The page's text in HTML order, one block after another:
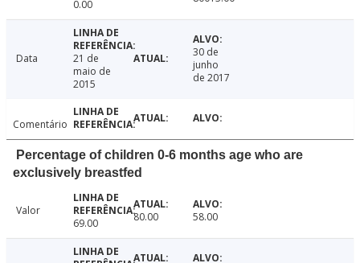
0.00
Data
21 de
maio de
2015
30 de
junho
de 2017
Comentário
Percentage of children 0-6 months age who are
exclusively breastfed
Valor
69.00
80.00 58.00